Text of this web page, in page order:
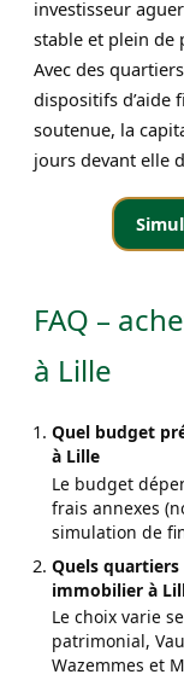
investisseur
stable et plein de
Avec des
dispositifs d’aide
soutenue, la
jours devant elle
FAQ –
à Lille
Quel budget
à Lille
Le budget
frais annexes
simulation de
Quels
immobilier à
Le choix varie
patrimonial,
Wazemmes et